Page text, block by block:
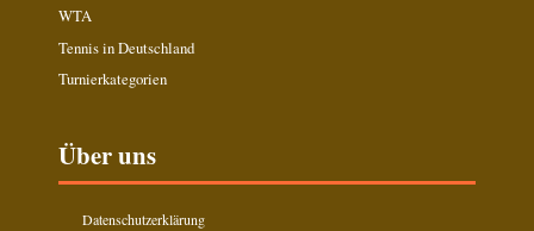
WTA
Tennis in Deutschland
Turnierkategorien
Über uns
Datenschutzerklärung